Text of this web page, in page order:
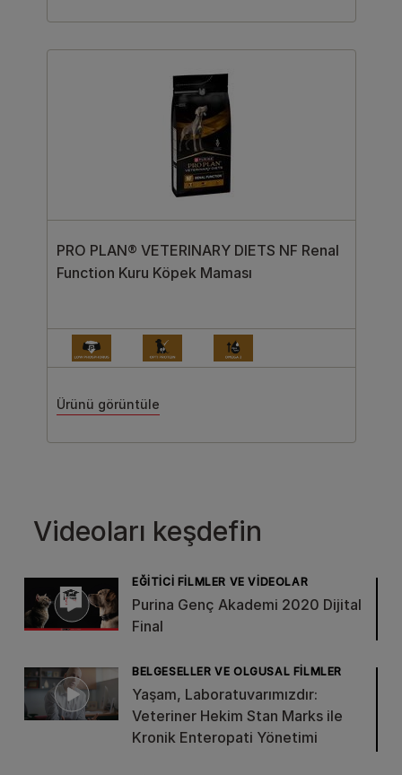
PRO PLAN® VETERINARY DIETS NF Renal
Function Kuru Köpek Maması
Ürünü görüntüle
Videoları keşdefin
EĞITICI FILMLER VE VIDEOLAR
Purina Genç Akademi 2020 Dijital
Final
BELGESELLER VE OLGUSAL FILMLER
Yaşam, Laboratuvarımızdır:
Veteriner Hekim Stan Marks ile
Kronik Enteropati Yönetimi